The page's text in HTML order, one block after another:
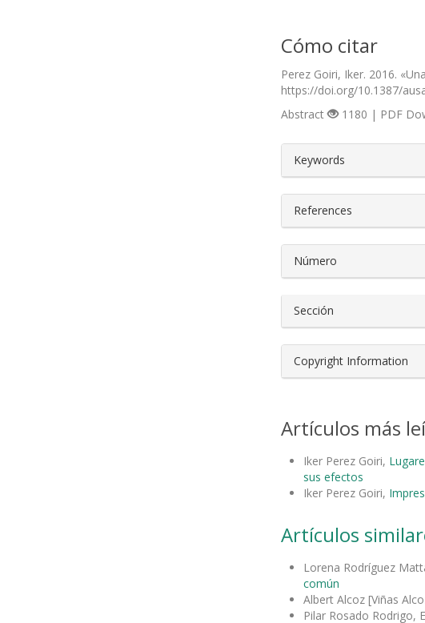
Cómo citar
Perez Goiri, Iker. 2016.
https://doi.org/10.1387/
Abstract 1180 | PDF
Keywords
References
Número
Sección
Copyright Information
Artículos más
Iker Perez Goiri,
sus efectos
Iker Perez Goiri,
Artículos
Lorena Rodríguez
común
Albert Alcoz [Viñas
Pilar Rosado Rodrigo,